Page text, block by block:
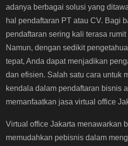
adanya berbagai solusi yang
hal pendaftaran PT atau CV. Bagi
pendaftaran sering kali terasa
Namun, dengan sedikit
tepat, Anda dapat menjadikan
dan efisien. Salah satu cara untuk
kendala dalam pendaftaran bisnis
memanfaatkan jasa virtual office
Virtual office Jakarta menawarkan
memudahkan pebisnis dalam